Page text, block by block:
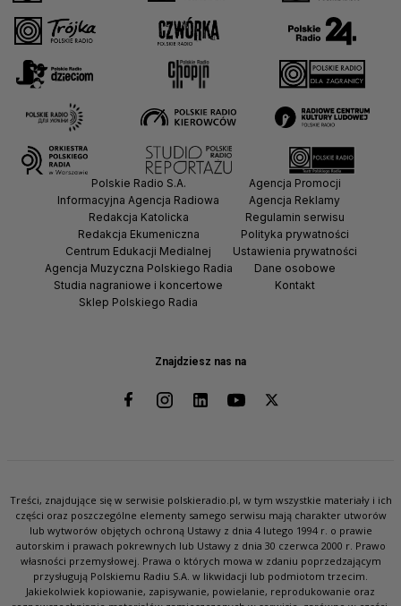
Znajdziesz nas na
Polskie Radio S.A.
Informacyjna Agencja Radiowa
Redakcja Katolicka
Redakcja Ekumeniczna
Centrum Edukacji Medialnej
Agencja Muzyczna Polskiego Radia
Studia nagraniowe i koncertowe
Sklep Polskiego Radia
Agencja Promocji
Agencja Reklamy
Regulamin serwisu
Polityka prywatności
Ustawienia prywatności
Dane osobowe
Kontakt
Treści, znajdujące się w serwisie polskieradio.pl, w tym wszystkie materiały i ich
części oraz poszczególne elementy samego serwisu mają charakter utworów
lub wytworów objętych ochroną Ustawy z dnia 4 lutego 1994 r. o prawie
autorskim i prawach pokrewnych lub Ustawy z dnia 30 czerwca 2000 r. Prawo
własności przemysłowej. Prawa o których mowa w zdaniu poprzedzającym
przysługują Polskiemu Radiu S.A. w likwidacji lub podmiotom trzecim.
Jakiekolwiek kopiowanie, zapisywanie, powielanie, reprodukowanie oraz